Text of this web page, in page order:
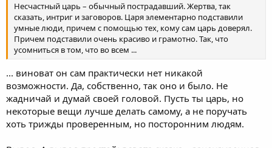
Несчастный царь – обычный пострадавший. Жертва, так
сказать, интриг и заговоров. Царя элементарно подставили
умные люди, причем с помощью тех, кому сам царь доверял.
Причем подставили очень красиво и грамотно. Так, что
усомниться в том, что во всем ...
... виноват он сам практически нет никакой
возможности. Да, собственно, так оно и было. Не
жадничай и думай своей головой. Пусть ты царь, но
некоторые вещи лучше делать самому, а не поручать
хоть трижды проверенным, но посторонним людям.